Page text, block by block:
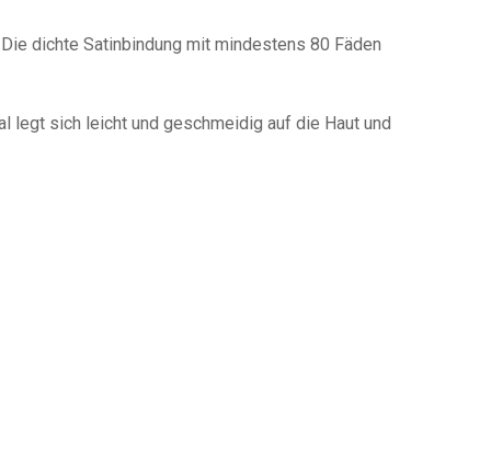
dichte Satinbindung mit mindestens 80 Fäden
legt sich leicht und geschmeidig auf die Haut und